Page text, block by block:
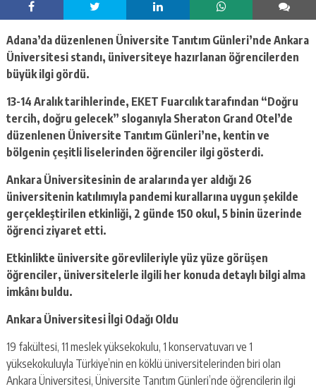
Adana’da düzenlenen Üniversite Tanıtım Günleri’nde Ankara
Üniversitesi standı, üniversiteye hazırlanan öğrencilerden
büyük ilgi gördü.
13-14 Aralık tarihlerinde, EKET Fuarcılık tarafından “Doğru
tercih, doğru gelecek” sloganıyla Sheraton Grand Otel’de
düzenlenen Üniversite Tanıtım Günleri’ne, kentin ve
bölgenin çeşitli liselerinden öğrenciler ilgi gösterdi.
Ankara Üniversitesinin de aralarında yer aldığı 26
üniversitenin katılımıyla pandemi kurallarına uygun şekilde
gerçekleştirilen etkinliği, 2 günde 150 okul, 5 binin üzerinde
öğrenci ziyaret etti.
Etkinlikte üniversite görevlileriyle yüz yüze görüşen
öğrenciler, üniversitelerle ilgili her konuda detaylı bilgi alma
imkânı buldu.
Ankara Üniversitesi İlgi Odağı Oldu
19 fakültesi, 11 meslek yüksekokulu, 1 konservatuvarı ve 1
yüksekokuluyla Türkiye’nin en köklü üniversitelerinden biri olan
Ankara Üniversitesi, Üniversite Tanıtım Günleri’nde öğrencilerin ilgi